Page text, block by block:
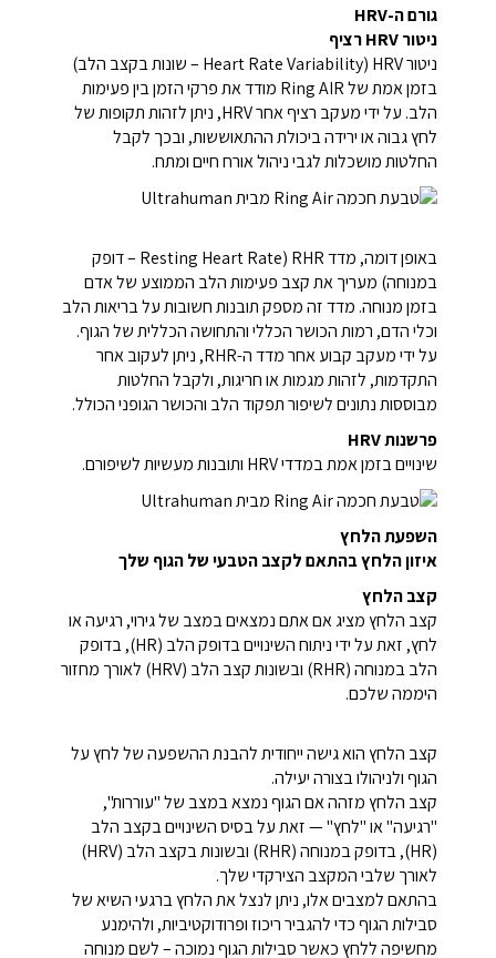
גורם ה-HRV
ניטור HRV רציף
ניטור HRV (Heart Rate Variability – שונות בקצב הלב)
בזמן אמת של Ring AIR מודד את פרקי הזמן בין פעימות
הלב. על ידי מעקב רציף אחר HRV, ניתן לזהות תקופות של
לחץ גבוה או ירידה ביכולת ההתאוששות, ובכך לקבל
החלטות מושכלות לגבי ניהול אורח חיים ומתח.
באופן דומה, מדד RHR (Resting Heart Rate – דופק
במנוחה) מעריך את קצב פעימות הלב הממוצע של אדם
בזמן מנוחה. מדד זה מספק תובנות חשובות על בריאות הלב
וכלי הדם, רמות הכושר הכללי והתחושה הכללית של הגוף.
על ידי מעקב קבוע אחר מדד ה-RHR, ניתן לעקוב אחר
התקדמות, לזהות מגמות או חריגות, ולקבל החלטות
מבוססות נתונים לשיפור תפקוד הלב והכושר הגופני הכולל.
פרשנות HRV
שינויים בזמן אמת במדדי HRV ותובנות מעשיות לשיפורם.
השפעת הלחץ
איזון הלחץ בהתאם לקצב הטבעי של הגוף שלך
קצב הלחץ
קצב הלחץ מציג אם אתם נמצאים במצב של גירוי, רגיעה או
לחץ, זאת על ידי ניתוח השינויים בדופק הלב (HR), בדופק
הלב במנוחה (RHR) ובשונות קצב הלב (HRV) לאורך מחזור
היממה שלכם.
קצב הלחץ הוא גישה ייחודית להבנת ההשפעה של לחץ על
הגוף ולניהולו בצורה יעילה.
קצב הלחץ מזהה אם הגוף נמצא במצב של "עוררות",
"רגיעה" או "לחץ" — זאת על בסיס השינויים בקצב הלב
(HR), בדופק במנוחה (RHR) ובשונות בקצב הלב (HRV)
לאורך שלבי המקצב הצירקדי שלך.
בהתאם למצבים אלו, ניתן לנצל את הלחץ ברגעי השיא של
סבילות הגוף כדי להגביר ריכוז ופרודוקטיביות, ולהימנע
מחשיפה ללחץ כאשר סבילות הגוף נמוכה – לשם מנוחה